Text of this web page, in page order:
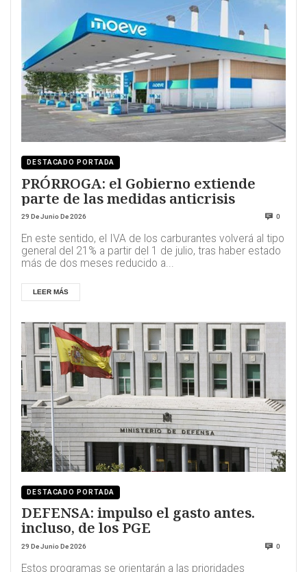
DESTACADO PORTADA
PRÓRROGA: el Gobierno extiende
parte de las medidas anticrisis
29 De Junio De 2026 0
En este sentido, el IVA de los carburantes volverá al tipo
general del 21% a partir del 1 de julio, tras haber estado
más de dos meses reducido a...
LEER MÁS
DESTACADO PORTADA
DEFENSA: impulso el gasto antes.
incluso, de los PGE
29 De Junio De 2026 0
Estos programas se orientarán a las prioridades